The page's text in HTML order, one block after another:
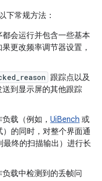
下常规方法：
会运行并包含一些基本
更改频率调节器设置，
跟踪点以及
到显示屏的其他跟踪
载（例如， UiBench 或
）的同时，对整个界面通
最终的扫描输出）进行长
载中检测到的丢帧问